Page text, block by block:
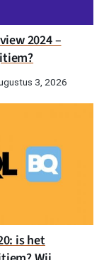
2024 –
3, 2026
is het